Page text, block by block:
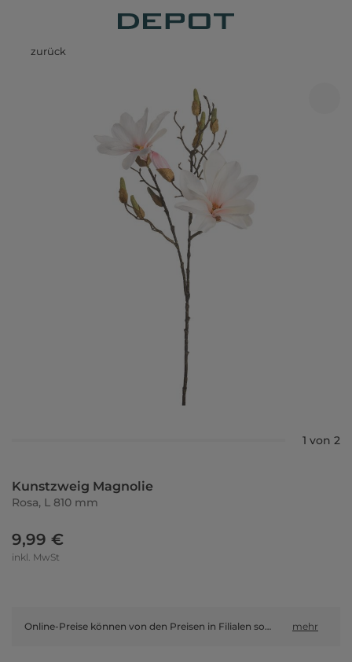
zurück
1 von 2
Kunstzweig Magnolie
Rosa, L 810 mm
9,99 €
inkl. MwSt
Online-Preise können von den Preisen in Filialen sowie Shop-in-Shop-Flächen abweichen. mehr